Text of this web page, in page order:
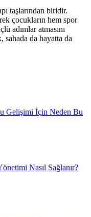
taşlarından biridir.
çocukların hem spor
adımlar atmasını
sahada da hayatta da
Gelişimi İçin Neden Bu
Nasıl Sağlanır?